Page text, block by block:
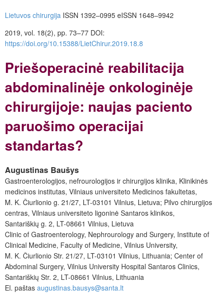
Lietuvos chirurgija ISSN 1392–0995 eISSN 1648–9942
2019, vol. 18(2), pp. 73–77 DOI:
https://doi.org/10.15388/LietChirur.2019.18.8
Priešoperacinė reabilitacija
abdominalinėje onkologinėje
chirurgijoje: naujas paciento
paruošimo operacijai
standartas?
Augustinas Baušys
Gastroenterologijos, nefrourologijos ir chirurgijos klinika, Klinikinės
medicinos institutas, Vilniaus universiteto Medicinos fakultetas,
M. K. Čiurlionio g. 21/27, LT-03101 Vilnius, Lietuva; Pilvo chirurgijos
centras, Vilniaus universiteto ligoninė Santaros klinikos,
Santariškių g. 2, LT-08661 Vilnius, Lietuva
Clinic of Gastroenterology, Nephrourology and Surgery, Institute of
Clinical Medicine, Faculty of Medicine, Vilnius University,
M. K. Čiurlionio Str. 21/27, LT-03101 Vilnius, Lithuania; Center of
Abdominal Surgery, Vilnius University Hospital Santaros Clinics,
Santariškių Str. 2, LT-08661 Vilnius, Lithuania
El. paštas augustinas.bausys@santa.lt